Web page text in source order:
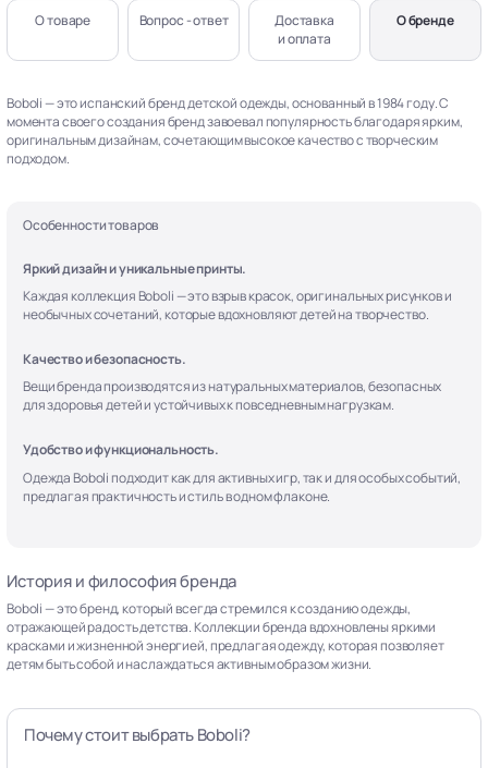
О товаре Вопрос - ответ
Доставка
и оплата
О бренде
Boboli — это испанский бренд детской одежды, основанный в 1984 году. С
момента своего создания бренд завоевал популярность благодаря ярким,
оригинальным дизайнам, сочетающим высокое качество с творческим
подходом.
Особенности товаров
Яркий дизайн и уникальные принты.
Каждая коллекция Boboli — это взрыв красок, оригинальных рисунков и
необычных сочетаний, которые вдохновляют детей на творчество.
Качество и безопасность.
Вещи бренда производятся из натуральных материалов, безопасных
для здоровья детей и устойчивых к повседневным нагрузкам.
Удобство и функциональность.
Одежда Boboli подходит как для активных игр, так и для особых событий,
предлагая практичность и стиль в одном флаконе.
История и философия бренда
Boboli — это бренд, который всегда стремился к созданию одежды,
отражающей радость детства. Коллекции бренда вдохновлены яркими
красками и жизненной энергией, предлагая одежду, которая позволяет
детям быть собой и наслаждаться активным образом жизни.
Почему стоит выбрать Boboli?